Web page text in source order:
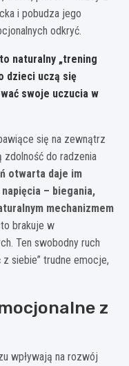
i pobudza jego
odkryć.
naturalny „trening
dzieci uczą się
swoje uczucia w
się na zewnątrz
do radzenia
otwarta daje im
– biegania,
mechanizmem
brakuje w
Ten swobodny ruch
siebie” trudne emocje,
z
wpływają na rozwój